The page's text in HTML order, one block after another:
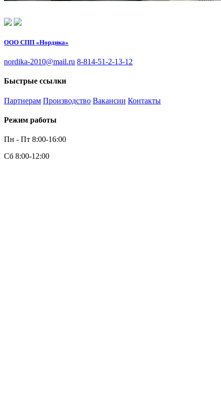
ООО СПП «Нордика»
nordika-2010@mail.ru 8-814-51-2-13-12
Быстрые ссылки
Партнерам Производство Вакансии Контакты
Режим работы
Пн - Пт 8:00-16:00
Сб 8:00-12:00